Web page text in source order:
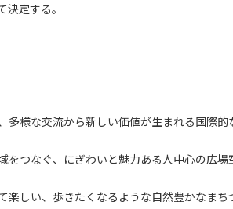
定する。
多様な交流から新しい価値が生まれる国際的
をつなぐ、にぎわいと魅力ある人中心の広場
楽しい、歩きたくなるような自然豊かなまち